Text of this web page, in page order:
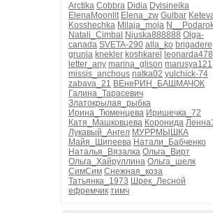
Arctika Cobbra Didia Dylsineika
ElenaMoonlit Elena_zw Gulbar
Kosshechka Milaja_moja
Natali_Cimbal Njuska888888 Olga-
canada SVETA-290 alla_ko brigadere
grunja knekler koshkarel
leonarda478
letter_any marina_glison marusya121
missis_anchous natka02 yulchick-74
zabava_21 ВЕнеРИН_БАШМАЧОК
Галина_Тарасевич
Златокрылая_рыбка
Ирина_Тюменцева Иришечка_72
Катя_Машковцева Коронида
Лукавый_Ангел МУРРМЫШКА
Майя_Шипеева Натали_Бабченко
Наталья_Вязалка Ольга_Вирт
Ольга_Хайруллина Ольга_шелк
СимСим Снежная_коза
Татьянка_1973 Шрек_Лесной
ефремчик тимч